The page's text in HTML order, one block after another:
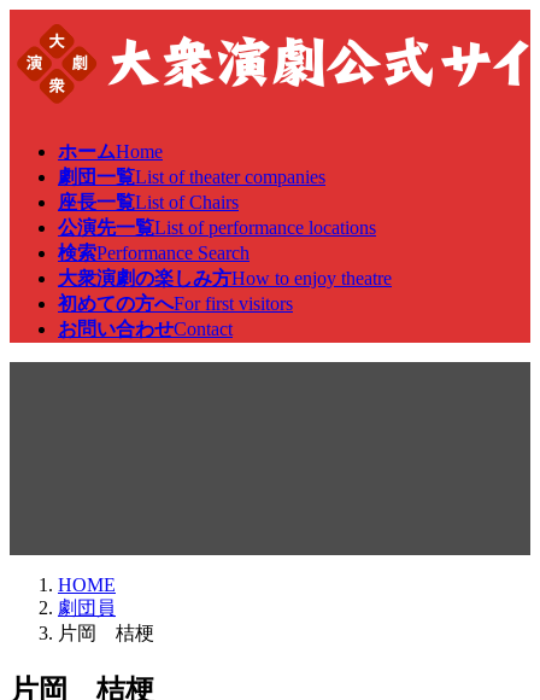
テ
ゲ
ホームHome
劇団一覧List of theater companies
座長一覧List of Chairs
公演先一覧List of performance locations
検索Performance Search
大衆演劇の楽しみ方How to enjoy theatre
初めての方へFor first visitors
お問い合わせContact
HOME
劇団員
片岡 桔梗
片岡 桔梗